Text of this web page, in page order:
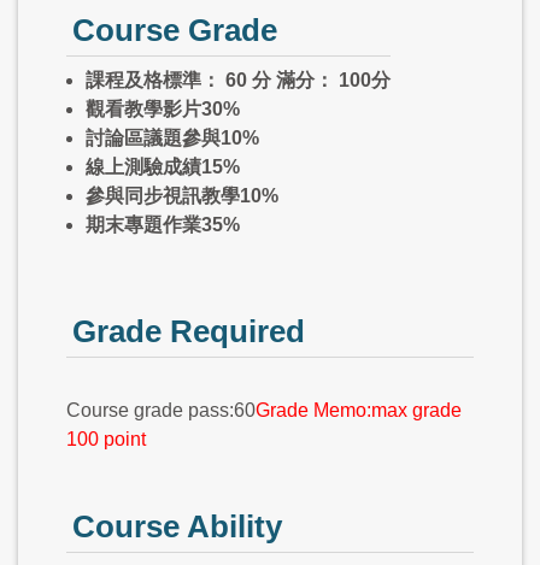
Course Grade
課程及格標準： 60 分 滿分： 100分
觀看教學影片30%
討論區議題參與10%
線上測驗成績15%
參與同步視訊教學10%
期末專題作業35%
Grade Required
Course grade pass:60Grade Memo:max grade
100 point
Course Ability